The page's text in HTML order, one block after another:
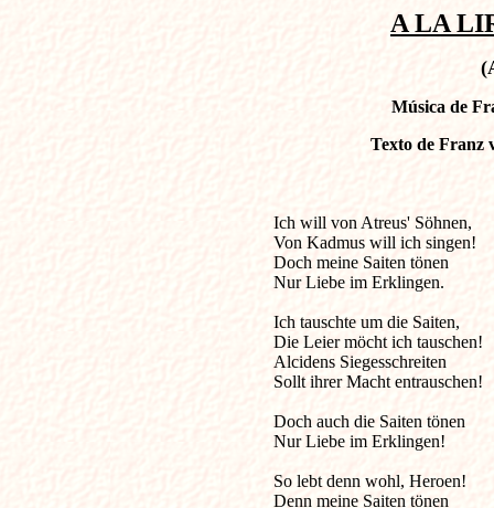
A LA
Música de
Texto de Franz
Ich will von Atreus'
Von Kadmus will ich singen!
Doch meine Saiten tönen
Nur Liebe im Erklingen.
Ich tauschte um die Saiten,
Die Leier möcht ich tauschen!
Alcidens Siegesschreiten
Sollt ihrer Macht entrauschen!
Doch auch die Saiten tönen
Nur Liebe im Erklingen!
So lebt denn wohl, Heroen!
Denn meine Saiten tönen